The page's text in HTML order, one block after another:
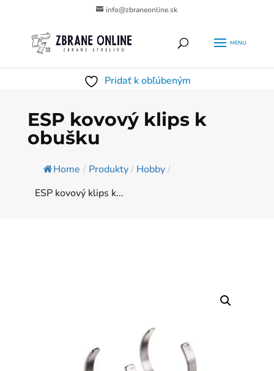
info@zbraneonline.sk
Pridať k obľúbeným
ESP kovový klips k
obušku
Home / Produkty/ Hobby/
ESP kovový klips k...